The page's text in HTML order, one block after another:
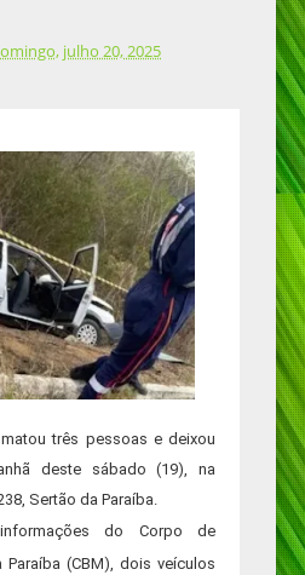
julho 20, 2025
três pessoas e deixou
deste sábado (19), na
Sertão da Paraíba.
do Corpo de
(CBM), dois veículos